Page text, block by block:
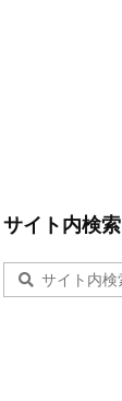
サイト内検索